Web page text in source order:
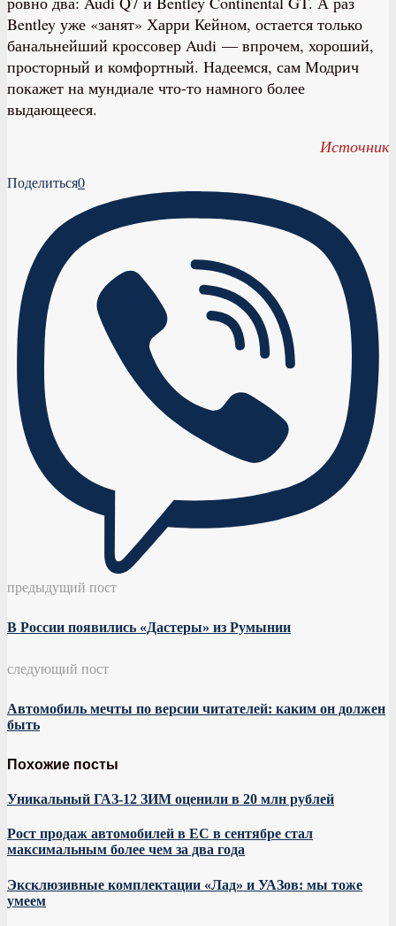
Bentley уже «занят» Харри Кейном, остается только
банальнейший кроссовер Audi — впрочем, хороший,
просторный и комфортный. Надеемся, сам Модрич
покажет на мундиале что-то намного более
выдающееся.
Источник
Поделиться0
предыдущий пост
В России появились «Дастеры» из Румынии
следующий пост
Автомобиль мечты по версии читателей: каким он должен
быть
Похожие посты
Уникальный ГАЗ-12 ЗИМ оценили в 20 млн рублей
Рост продаж автомобилей в ЕС в сентябре стал
максимальным более чем за два года
Эксклюзивные комплектации «Лад» и УАЗов: мы тоже
умеем